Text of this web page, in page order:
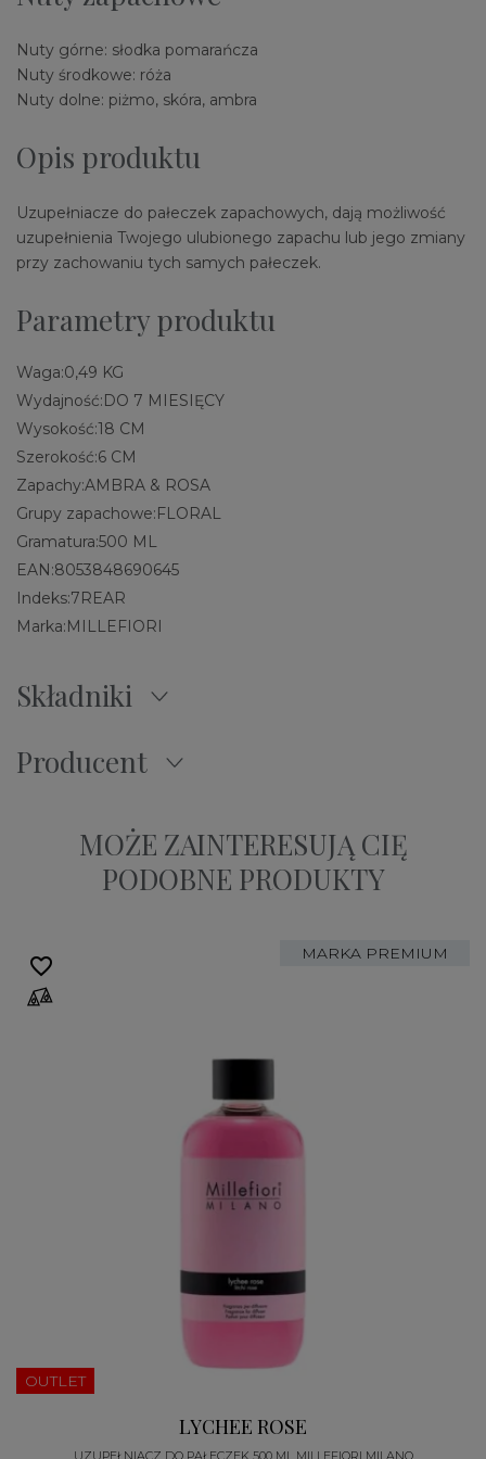
Nuty górne: słodka pomarańcza
Nuty środkowe: róża
Nuty dolne: piżmo, skóra, ambra
Opis produktu
Uzupełniacze do pałeczek zapachowych, dają możliwość
uzupełnienia Twojego ulubionego zapachu lub jego zmiany
przy zachowaniu tych samych pałeczek.
Parametry produktu
Waga:0,49 KG
Wydajność:DO 7 MIESIĘCY
Wysokość:18 CM
Szerokość:6 CM
Zapachy:AMBRA & ROSA
Grupy zapachowe:FLORAL
Gramatura:500 ML
EAN:8053848690645
Indeks:7REAR
Marka:MILLEFIORI
Składniki
Producent
MOŻE ZAINTERESUJĄ CIĘ
PODOBNE PRODUKTY
MARKA PREMIUM
OUTLET
LYCHEE ROSE
UZUPEŁNIACZ DO PAŁECZEK 500 ML MILLEFIORI MILANO
favorite_border